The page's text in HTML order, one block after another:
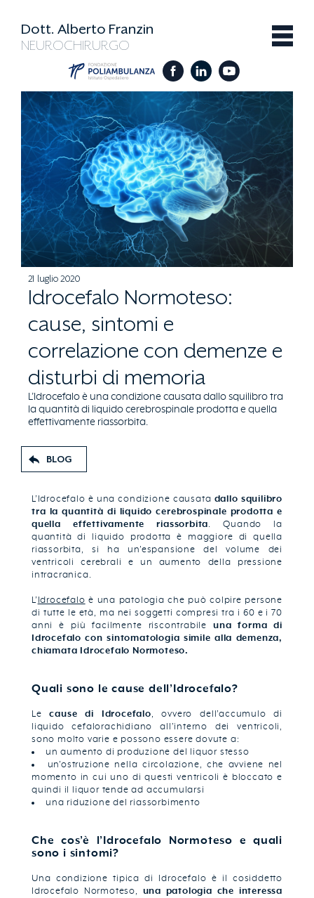
Dott. Alberto Franzin
NEUROCHIRURGO
21 luglio 2020
Idrocefalo Normoteso:
cause, sintomi e
correlazione con demenze e
disturbi di memoria
L’Idrocefalo è una condizione causata dallo squilibro tra
la quantità di liquido cerebrospinale prodotta e quella
effettivamente riassorbita.
BLOG
L’Idrocefalo è una condizione causata dallo squilibro
tra la quantità di liquido cerebrospinale prodotta e
quella effettivamente riassorbita. Quando la
quantità di liquido prodotta è maggiore di quella
riassorbita, si ha un’espansione del volume dei
ventricoli cerebrali e un aumento della pressione
intracranica.
L’ Idrocefalo è una patologia che può colpire persone
di tutte le età, ma nei soggetti compresi tra i 60 e i 70
anni è più facilmente riscontrabile una forma di
Idrocefalo con sintomatologia simile alla demenza,
chiamata Idrocefalo Normoteso.
Quali sono le cause dell’Idrocefalo?
Lecause di Idrocefalo, ovvero dell’accumulo di
liquido cefalorachidiano all’interno dei ventricoli,
sono molto varie e possono essere dovute a:
un aumento di produzione del liquor stesso
un’ostruzione nella circolazione, che avviene nel
momento in cui uno di questi ventricoli è bloccato e
quindi il liquor tende ad accumularsi
una riduzione del riassorbimento
Che cos’è l’Idrocefalo Normoteso e quali
sono i sintomi?
Una condizione tipica di Idrocefalo è il cosiddetto
Idrocefalo Normoteso, una patologia che interessa